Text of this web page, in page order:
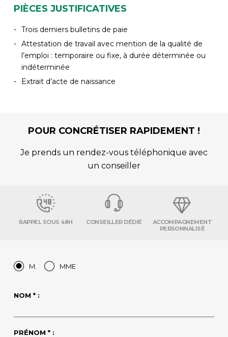
PIÈCES JUSTIFICATIVES
Trois derniers bulletins de paie
Attestation de travail avec mention de la qualité de
l’emploi : temporaire ou fixe, à durée déterminée ou
indéterminée
Extrait d’acte de naissance
POUR CONCRÉTISER RAPIDEMENT !
Je prends un rendez-vous téléphonique avec
un conseiller
RAPPEL SOUS 48H CONSEILLER DÉDIÉ
ACCOMPAGNEMENT
PERSONNALISÉ
M. MME
NOM * :
PRÉNOM * :